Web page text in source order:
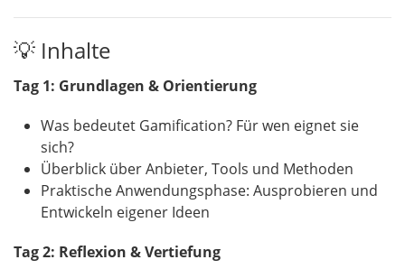
💡 Inhalte
Tag 1: Grundlagen & Orientierung
Was bedeutet Gamification? Für wen eignet sie
sich?
Überblick über Anbieter, Tools und Methoden
Praktische Anwendungsphase: Ausprobieren und
Entwickeln eigener Ideen
Tag 2: Reflexion & Vertiefung